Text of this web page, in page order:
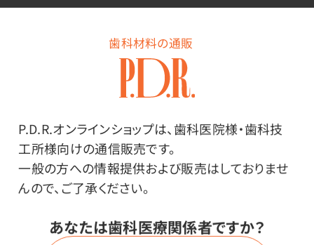
歯科材料の通販
P.D.R.オンラインショップは、歯科医院様・歯科技
工所様向けの通信販売です。
一般の方への情報提供および販売はしておりませ
んので、ご了承ください。
あなたは歯科医療関係者ですか？
その他
●材質／カップ：シリコン 軸：真鍮